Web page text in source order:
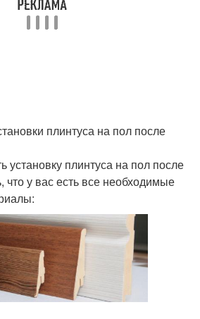
плинтуса на пол после
установку плинтуса на пол после
что у вас есть все необходимые